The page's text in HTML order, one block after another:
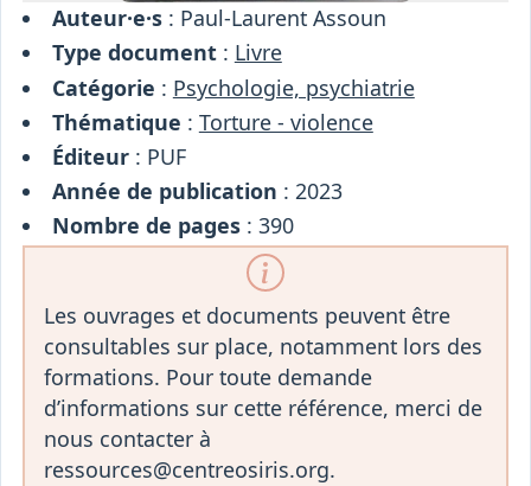
Auteur·e·s: Paul-Laurent Assoun
Type document: Livre
Catégorie : Psychologie, psychiatrie
Thématique : Torture - violence
Éditeur: PUF
Année de publication : 2023
Nombre de pages: 390
Les ouvrages et documents peuvent être
consultables sur place, notamment lors des
formations. Pour toute demande
d’informations sur cette référence, merci de
nous contacter à
ressources@centreosiris.org.